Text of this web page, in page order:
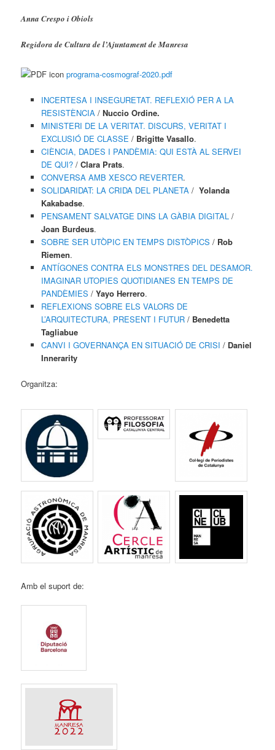
Anna Crespo i Obiols
Regidora de Cultura de l’Ajuntament de Manresa
programa-cosmograf-2020.pdf
INCERTESA I INSEGURETAT. REFLEXIÓ PER A LA
RESISTÈNCIA/ Nuccio Ordine.
MINISTERI DE LA VERITAT. DISCURS, VERITAT I
EXCLUSIÓ DE CLASSE / Brigitte Vasallo.
CIÈNCIA, DADES I PANDÈMIA: QUI ESTÀ AL SERVEI
DE QUI?/ Clara Prats.
CONVERSA AMB XESCO REVERTER.
SOLIDARIDAT: LA CRIDA DEL PLANETA/ Yolanda
Kakabadse.
PENSAMENT SALVATGE DINS LA GÀBIA DIGITAL/
Joan Burdeus.
SOBRE SER UTÒPIC EN TEMPS DISTÒPICS / Rob
Riemen.
ANTÍGONES CONTRA ELS MONSTRES DEL DESAMOR.
IMAGINAR UTOPIES QUOTIDIANES EN TEMPS DE
PANDÈMIES / Yayo Herrero.
REFLEXIONS SOBRE ELS VALORS DE
L’ARQUITECTURA, PRESENT I FUTUR/ Benedetta
Tagliabue
CANVI I GOVERNANÇA EN SITUACIÓ DE CRISI / Daniel
Innerarity
Organitza:
Amb el suport de: